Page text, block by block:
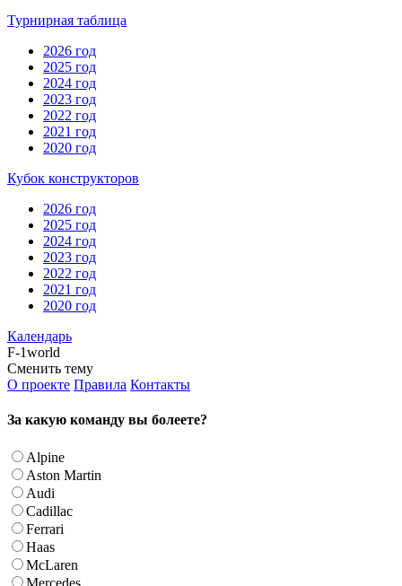
Турнирная таблица
2026 год
2025 год
2024 год
2023 год
2022 год
2021 год
2020 год
Кубок конструкторов
2026 год
2025 год
2024 год
2023 год
2022 год
2021 год
2020 год
Календарь
F-1world
Сменить тему
О проекте Правила Контакты
За какую команду вы болеете?
Alpine
Aston Martin
Audi
Cadillac
Ferrari
Haas
McLaren
Mercedes